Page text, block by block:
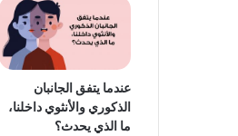
عندما يتفق الجانبان
الذكوري والأنثوي داخلنا،
ما الذي يحدث؟